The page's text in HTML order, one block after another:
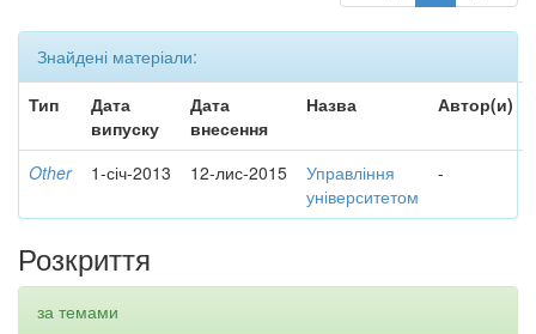
Знайдені матеріали:
Тип
Дата
випуску
Дата
внесення
Назва Автор(и)
Other 1-січ-2013 12-лис-2015
Управління
університетом
-
Розкриття
за темами